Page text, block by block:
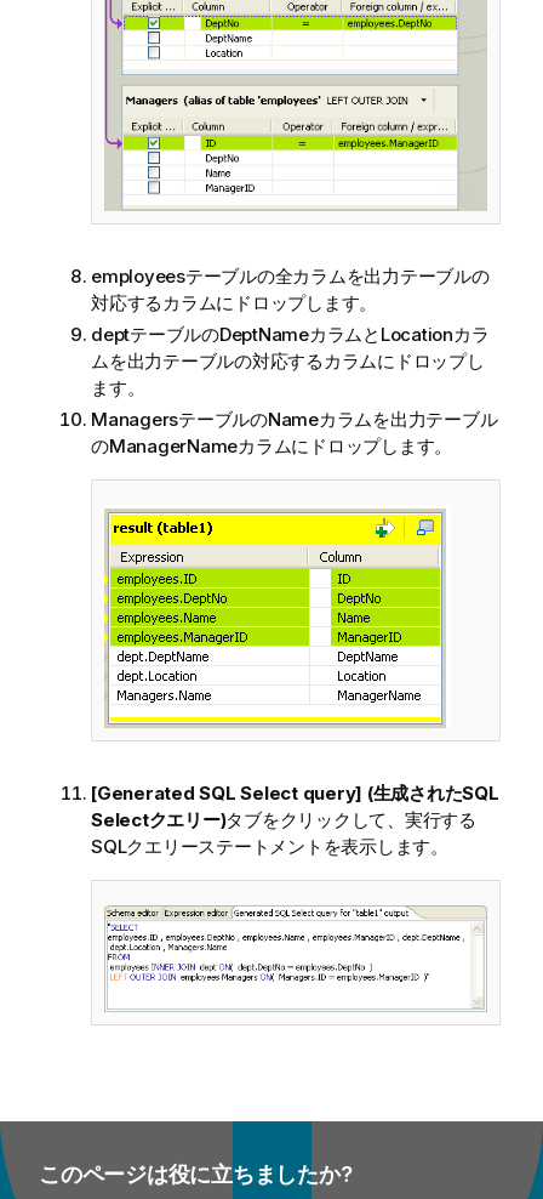
employeesテーブルの全カラムを出力テーブルの
対応するカラムにドロップします。
deptテーブルのDeptNameカラムとLocationカラ
ムを出力テーブルの対応するカラムにドロップし
ます。
ManagersテーブルのNameカラムを出力テーブル
のManagerNameカラムにドロップします。
[Generated SQL Select query] (生成されたSQL
Selectクエリー)タブをクリックして、実行する
SQLクエリーステートメントを表示します。
このページは役に立ちましたか?